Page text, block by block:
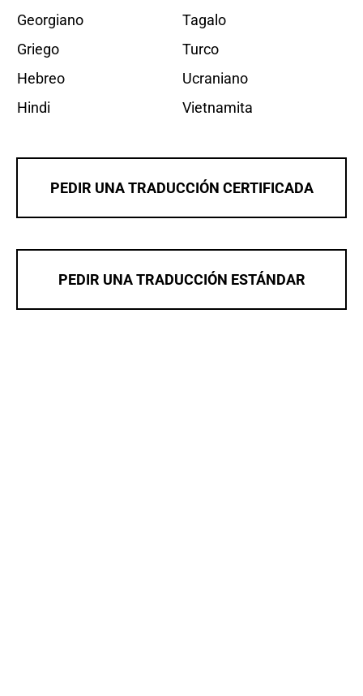
Georgiano
Griego
Hebreo
Hindi
Tagalo
Turco
Ucraniano
Vietnamita
PEDIR UNA TRADUCCIÓN CERTIFICADA
PEDIR UNA TRADUCCIÓN ESTÁNDAR